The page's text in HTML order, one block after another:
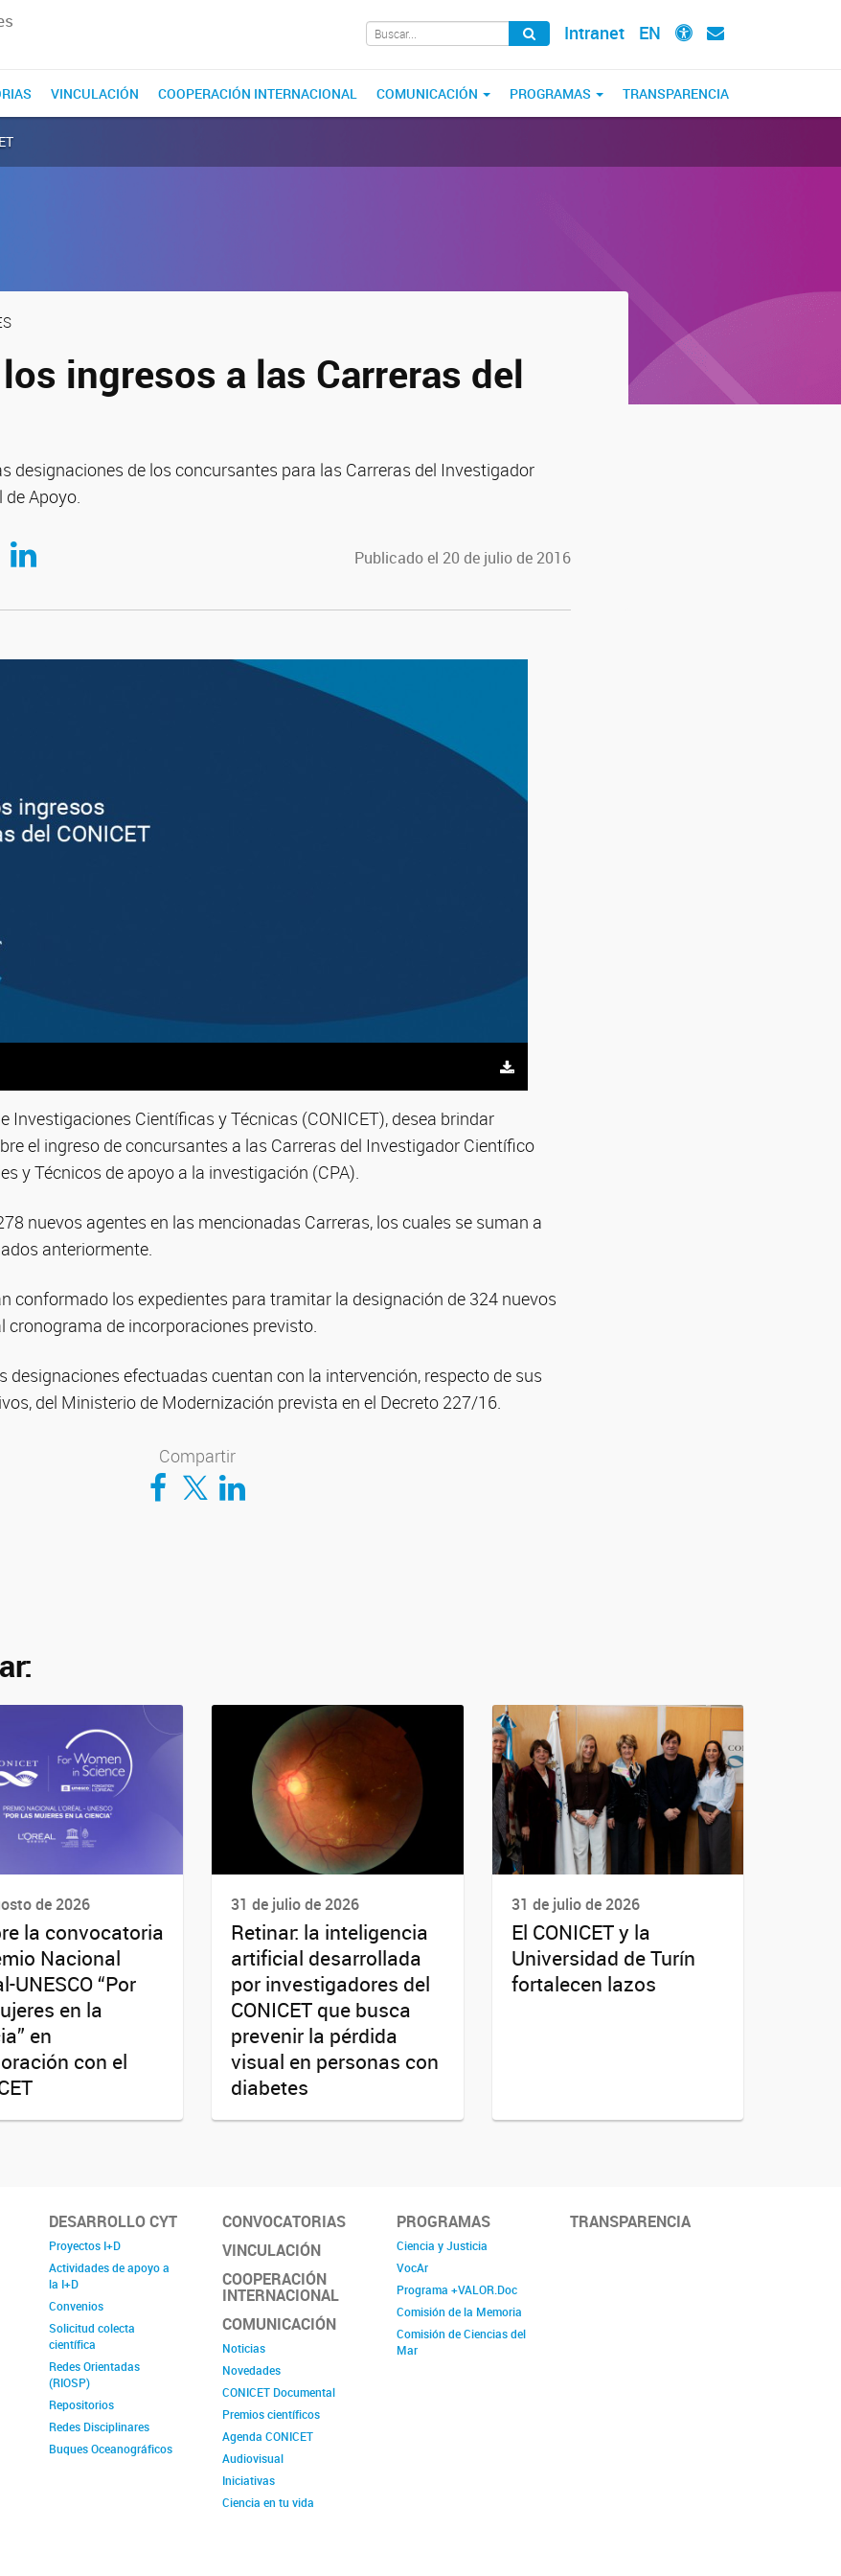
Intranet EN
VINCULACIÓN COOPERACIÓN INTERNACIONAL COMUNICACIÓN PROGRAMAS TRANSPARENCIA
ingresos a las Carreras del
designaciones de los concursantes para las Carreras del Investigador
de Apoyo.
en Twitter
Compartir en LinkedIn Publicado el 20 de julio de 2016
Investigaciones Científicas y Técnicas (CONICET), desea brindar
el ingreso de concursantes a las Carreras del Investigador Científico
y Técnicos de apoyo a la investigación (CPA).
nuevos agentes en las mencionadas Carreras, los cuales se suman a
anteriormente.
conformado los expedientes para tramitar la designación de 324 nuevos
cronograma de incorporaciones previsto.
designaciones efectuadas cuentan con la intervención, respecto de sus
del Ministerio de Modernización prevista en el Decreto 227/16.
Compartir
Compartir en Facebook
Compartir en TwitterCompartir en LinkedIn
de 2026
la convocatoria
Nacional
UNESCO “Por
en la
en
con el
31 de julio de 2026
Retinar: la inteligencia
artificial desarrollada
por investigadores del
CONICET que busca
prevenir la pérdida
visual en personas con
diabetes
31 de julio de 2026
El CONICET y la
Universidad de Turín
fortalecen lazos
DESARROLLO CYT
Proyectos I+D
Actividades de apoyo a
la I+D
Convenios
Solicitud colecta
científica
Redes Orientadas
(RIOSP)
Repositorios
Redes Disciplinares
Buques Oceanográficos
CONVOCATORIAS
VINCULACIÓN
COOPERACIÓN
INTERNACIONAL
COMUNICACIÓN
Noticias
Novedades
CONICET Documental
Premios científicos
Agenda CONICET
Audiovisual
Iniciativas
Ciencia en tu vida
PROGRAMAS
Ciencia y Justicia
VocAr
Programa +VALOR.Doc
Comisión de la Memoria
Comisión de Ciencias del
Mar
TRANSPARENCIA